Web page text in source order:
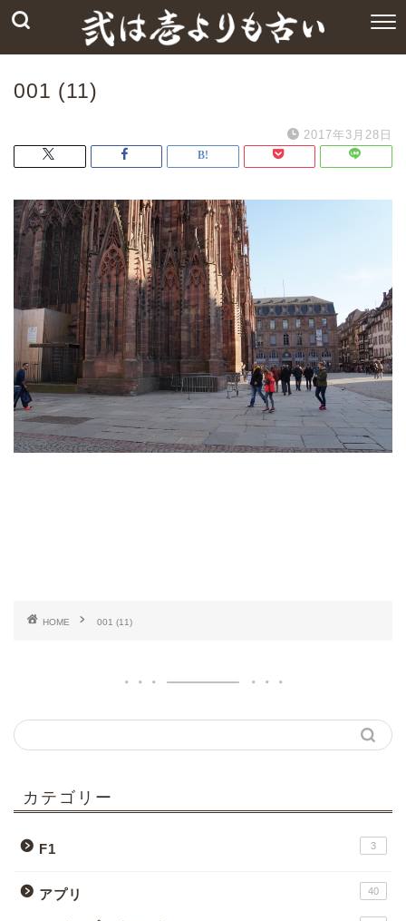
001 (11)
2017年3月28日
HOME 001 (11)
カテゴリー
F1 3
アプリ 40